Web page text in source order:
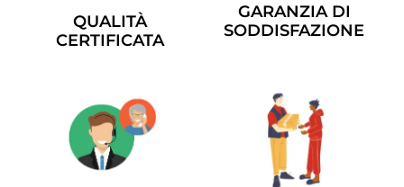
QUALITÀ
CERTIFICATA
GARANZIA DI
SODDISFAZIONE